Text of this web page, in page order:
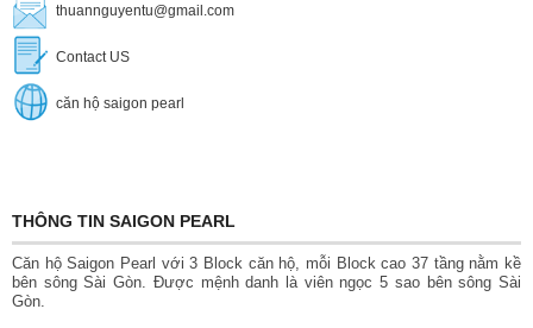
thuannguyentu@gmail.com
Contact US
căn hộ saigon pearl
THÔNG TIN SAIGON PEARL
Căn hộ Saigon Pearl với 3 Block căn hộ, mỗi Block cao 37 tầng nằm kề
bên sông Sài Gòn. Được mệnh danh là viên ngọc 5 sao bên sông Sài
Gòn.